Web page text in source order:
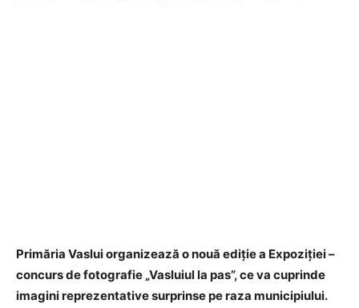
Primăria Vaslui organizează o nouă ediție a Expoziției –
concurs de fotografie „Vasluiul la pas”, ce va cuprinde
imagini reprezentative surprinse pe raza municipiului.